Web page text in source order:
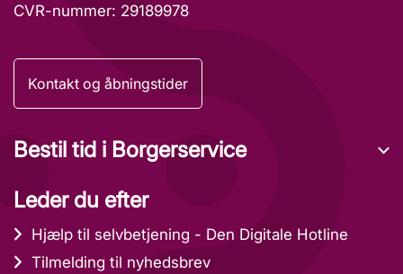
CVR-nummer: 29189978
Kontakt og åbningstider
Bestil tid i Borgerservice
Leder du efter
Hjælp til selvbetjening - Den Digitale Hotline
Tilmelding til nyhedsbrev